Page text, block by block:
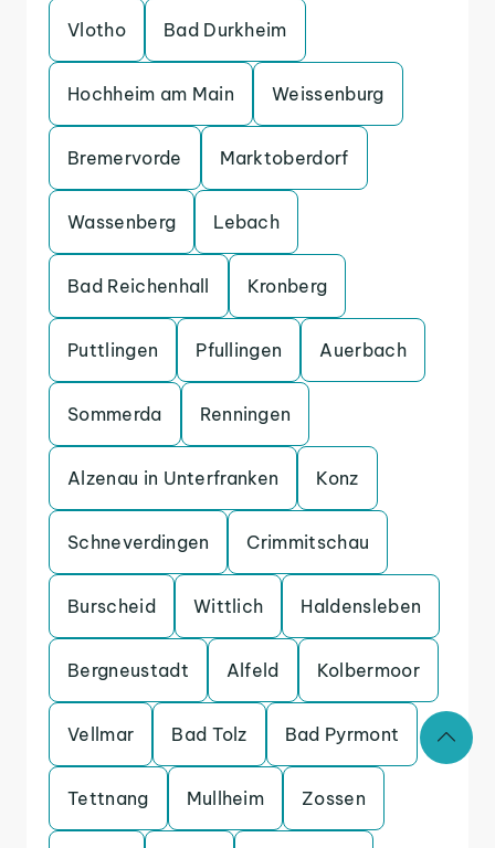
Vlotho Bad Durkheim
Hochheim am Main Weissenburg
Bremervorde Marktoberdorf
Wassenberg Lebach
Bad Reichenhall Kronberg
Puttlingen Pfullingen Auerbach
Sommerda Renningen
Alzenau in Unterfranken Konz
Schneverdingen Crimmitschau
Burscheid Wittlich Haldensleben
Bergneustadt Alfeld Kolbermoor
Vellmar Bad Tolz Bad Pyrmont
Tettnang Mullheim Zossen